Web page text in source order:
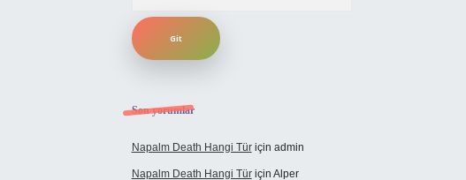
Son yorumlar
Napalm Death Hangi Türiçin admin
Napalm Death Hangi Türiçin Alper